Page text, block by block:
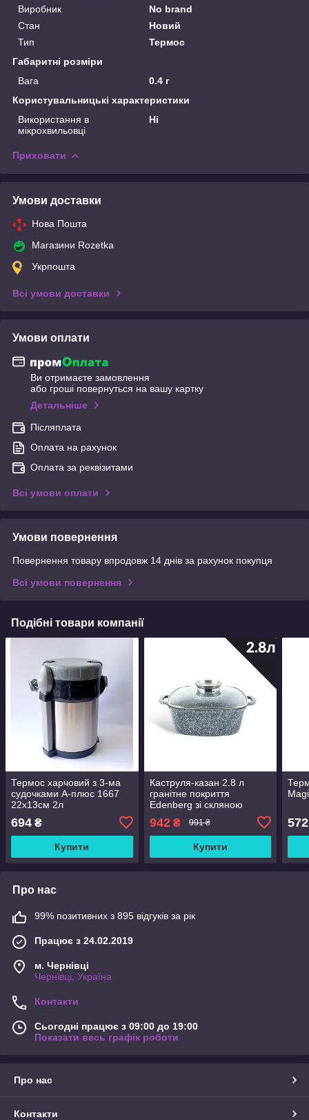
Виробник
No brand
Стан
Новий
Тип
Термос
Габаритні розміри
Вага
0.4 г
Користувальницькі характеристики
Використання в
мікрохвильовці
Ні
Приховати
Умови доставки
Нова Пошта
Магазини Rozetka
Укрпошта
Всі умови доставки
Умови оплати
Ви отримаєте замовлення
або гроші повернуться на вашу картку
Детальніше
Післяплата
Оплата на рахунок
Оплата за реквізитами
Всі умови оплати
Умови повернення
Повернення товару впродовж 14 днів за рахунок покупця
Всі умови повернення
Подібні товари компанії
Термос харчовий з 3-ма
судочками А-плюс 1667
22х13см 2л
694 ₴
Купити
Каструля-казан 2.8 л
гранітне покриття
Edenberg зі скляною
942₴ 991 ₴
Купити
572
Про нас
99% позитивних з 895 відгуків за рік
Працює з 24.02.2019
м. Чернівці
Чернівці, Україна
Контакти
Сьогодні працює з 09:00 до 19:00
Показати весь графік роботи
Про нас
Контакти